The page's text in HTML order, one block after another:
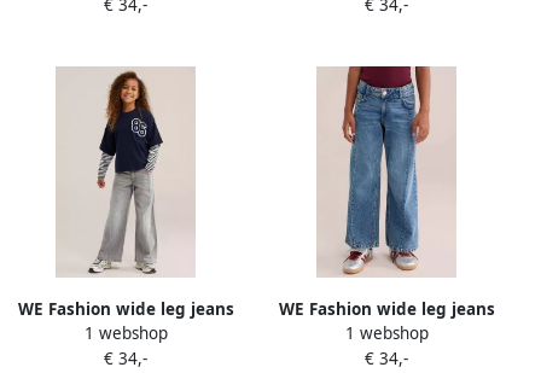
€ 34,-
€ 34,-
WE Fashion wide leg jeans
grijs
1 webshop
€ 34,-
WE Fashion wide leg jeans
middelblauw
1 webshop
€ 34,-